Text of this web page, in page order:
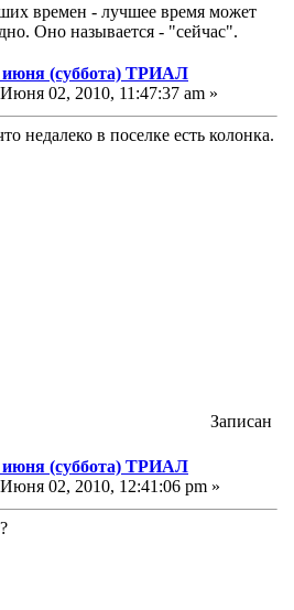
времен - лучшее время может
Оно называется - "сейчас".
июня (суббота) ТРИАЛ
Июня 02, 2010, 11:47:37 am »
недалеко в поселке есть колонка.
Записан
июня (суббота) ТРИАЛ
Июня 02, 2010, 12:41:06 pm »